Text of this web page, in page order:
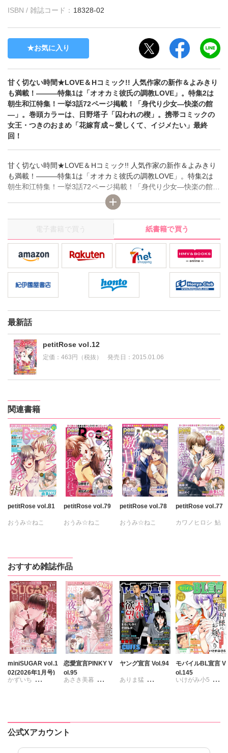
ISBN / 雑誌コード： 18328-02
お気に入り
甘く切ない時間★LOVE＆Hコミック!! 人気作家の新作＆よみきり
も満載！―――特集1は「オオカミ彼氏の調教LOVE」。特集2は
朝生和江特集！一挙3話72ページ掲載！「身代り少女―快楽の館
―」。巻頭カラーは、日野塔子「囚われの楔」。携帯コミックの
女王・つきのおまめ「花嫁育成～愛しくて、イジメたい」最終
回！
甘く切ない時間★LOVE＆Hコミック!! 人気作家の新作＆よみきり
も満載！―――特集1は「オオカミ彼氏の調教LOVE」。特集2は
朝生和江特集！一挙3話72ページ掲載！「身代り少女―快楽の館
―」。巻頭カラーは、日野塔子「囚われの楔」。携帯コミックの
女王・つきのおまめ「花嫁育成～愛しくて、イジメたい」最終
回！
電子書籍で買う
紙書籍で買う
最新話
petitRose vol.12
定価：463円（税抜） 発売日： 2015.01.06
関連書籍
petitRose vol.81
おうみ☆ねこ
佐久間薫
鯖虎クロ
真田ハイジ
相田早智子
桃凪めぐ
日野塔子
由多いり
ほなみるか
petitRose vol.79
おうみ☆ねこ
維眞蜜水
佐久間薫
坂崎未侑
鯖虎クロ
相田早智子
桃凪めぐ
日野塔子
由多いり
petitRose vol.78
おうみ☆ねこ
坂崎未侑
鯖虎クロ
相田早智子
桃凪めぐ
由多いり
松岡奈奈
petitRose vol.77
カワノヒロシ 鮎
相田早智子
桃凪めぐ
日野塔子
由多いり NUKI
おすすめ雑誌作品
miniSUGAR vol.1
02(2026年1月号)
かずいち
桐嶋ショウコ
小田三月
恋愛宣言PINKY V
ol.95
あさき美暮
紫賀サヲリ
小鳥晶
ヤング宣言 Vol.94
ありま猛
白虎丸 粕谷秀夫
モバイルBL宣言 V
ol.145
いけがみ小5
公式Xアカウント